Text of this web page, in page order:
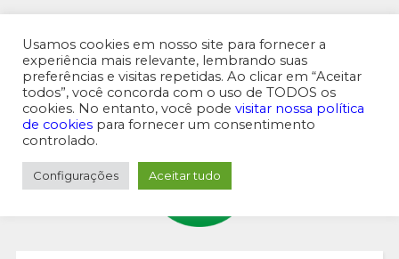
MENU SUPERIOR
Usamos cookies em nosso site para fornecer a
experiência mais relevante, lembrando suas
preferências e visitas repetidas. Ao clicar em “Aceitar
todos”, você concorda com o uso de TODOS os
cookies. No entanto, você pode visitar nossa política
de cookies para fornecer um consentimento
controlado.
Configurações Aceitar tudo